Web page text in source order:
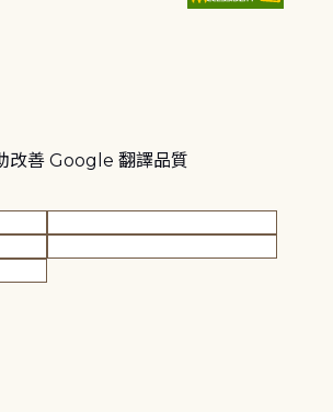
改善 Google 翻譯品質